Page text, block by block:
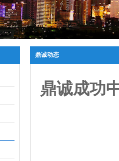
鼎诚动态
鼎诚成功